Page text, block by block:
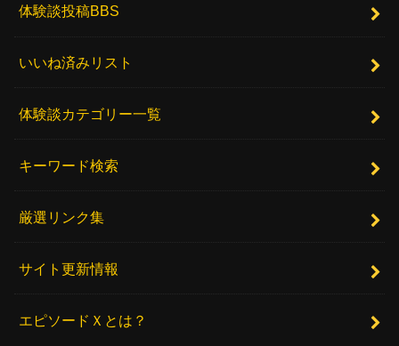
体験談投稿BBS
いいね済みリスト
体験談カテゴリー一覧
キーワード検索
厳選リンク集
サイト更新情報
エピソードＸとは？